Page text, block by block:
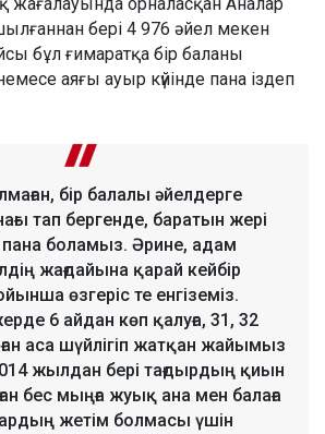
жағалауында орналасқан Аналар
бері 4 976 әйел мекен
бұл ғимаратқа бір баланы
аяғы ауыр күйінде пана іздеп
бір балалы әйелдерге
тап бергенде, баратын жері
пана боламыз. Әрине, адам
жағдайына қарай кейбір
өзгеріс те енгіземіз.
6 айдан көп қалуға, 31, 32
аса шүйлігіп жатқан жайымыз
жылдан бері тағдырдың қиын
бес мыңға жуық ана мен балаға
жетім болмасы үшін